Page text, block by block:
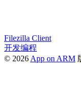
Filezilla Client
开发编程
© 2026 App on ARM